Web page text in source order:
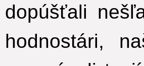
dopúšťali
hodnostári,